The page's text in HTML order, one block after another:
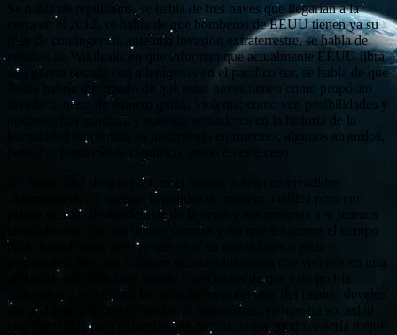
Se habla de reptilianos, se habla de tres naves que llegarían a la
tierra en el 2012, se habla de que bomberos de EEUU tienen ya su
plan de contingencia ante una invasión extraterrestre, se habla de
noticias de Wikileaks en que informan que actualmente EEUU libra
una guerra secreta con alienígenas en el pacífico sur, se habla de que
Rusia habría informado de que estas naves tienen como propósito
invadir la tierra de manera quizás violenta; como ven posibilidades y
opciones hay muchas, y sucesos verdaderos en la historia de la
humanidad han tenido su nacimiento en rumores, algunos absurdos,
No tengo idea de que pase en el futuro, si seamos invadidos
violentamente, si seamos invadidos de manera pacífica pero con
planes ocultos de apoderarse de la tierra y sus recursos o si seamos
invadidos sin que nos demos cuentas y sin que tengamos el tiempo
para defendernos; pero lo que se sé es que debemos estar
película), sino más bien siendo conscientes de que esto podría
ocurrirnos y reclamar a los principales gobiernos del mundo develen
sus archivos y secretos con los extraterrestres; ya nuestra sociedad
está preparada para enfrentar una noticia de ese modo, y sería mejor